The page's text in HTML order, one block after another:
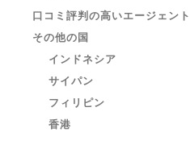
口コミ評判の高いエージェント
その他の国
インドネシア
サイパン
フィリピン
香港